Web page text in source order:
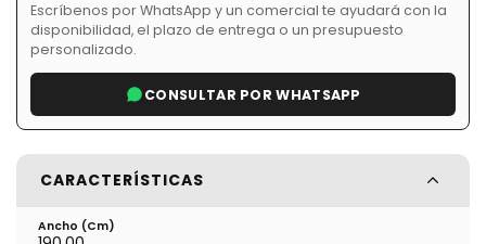
Escríbenos por WhatsApp y un comercial te ayudará con la
disponibilidad, el plazo de entrega o un presupuesto
personalizado.
CONSULTAR POR WHATSAPP
CARACTERÍSTICAS
Ancho (cm)